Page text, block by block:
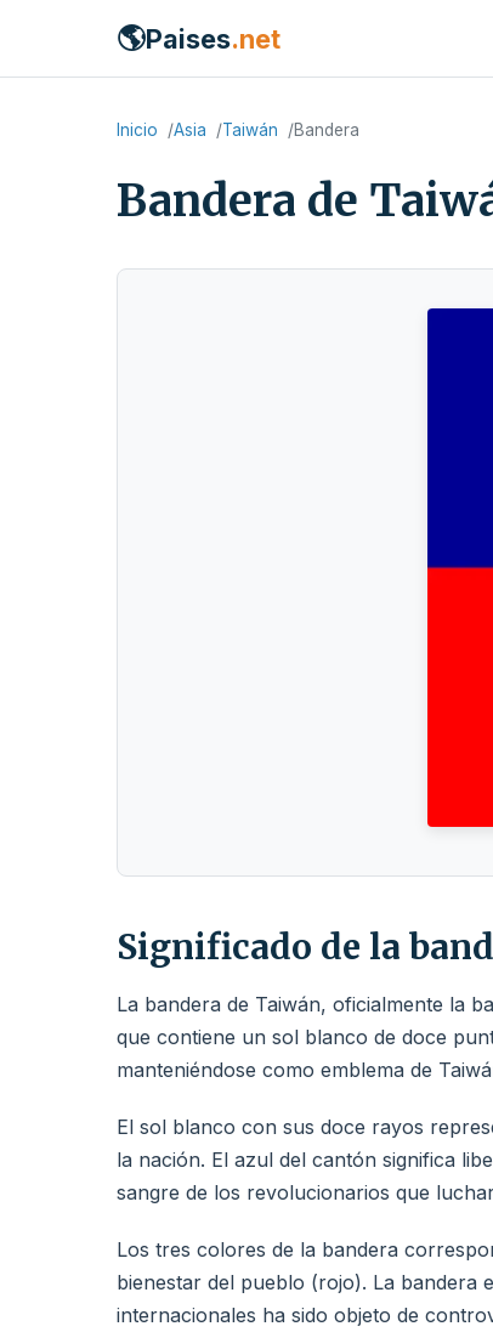
🌎Paises.net
Inicio Asia Taiwán Bandera
Bandera de
Significado de la
La bandera de Taiwán, oficialmente la
que contiene un sol blanco de doce
manteniéndose como emblema de
El sol blanco con sus doce rayos
la nación. El azul del cantón significa
sangre de los revolucionarios que
Los tres colores de la bandera
bienestar del pueblo (rojo). La bandera
internacionales ha sido objeto de